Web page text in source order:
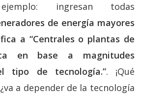
ingresan todas
de energía mayores
a “Centrales o plantas de
en base a magnitudes
tipo de tecnología.”. ¡Qué
a depender de la tecnología